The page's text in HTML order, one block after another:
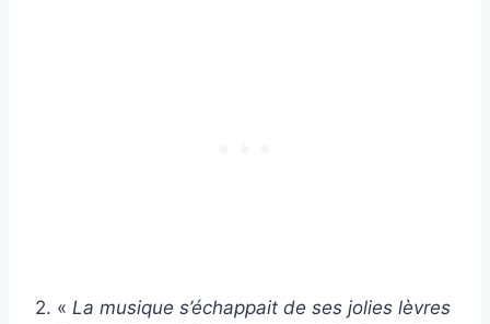
2. « La musique s’échappait de ses jolies lèvres